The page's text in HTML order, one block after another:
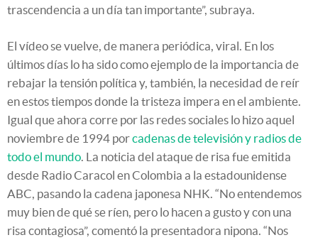
trascendencia a un día tan importante”, subraya.
El vídeo se vuelve, de manera periódica, viral. En los
últimos días lo ha sido como ejemplo de la importancia de
rebajar la tensión política y, también, la necesidad de reír
en estos tiempos donde la tristeza impera en el ambiente.
Igual que ahora corre por las redes sociales lo hizo aquel
noviembre de 1994 porcadenas de televisión y radios de
todo el mundo . La noticia del ataque de risa fue emitida
desde Radio Caracol en Colombia a la estadounidense
ABC, pasando la cadena japonesa NHK. “No entendemos
muy bien de qué se ríen, pero lo hacen a gusto y con una
risa contagiosa”, comentó la presentadora nipona. “Nos